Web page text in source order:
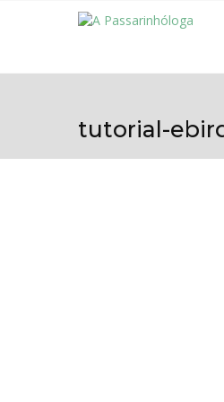
tutorial-